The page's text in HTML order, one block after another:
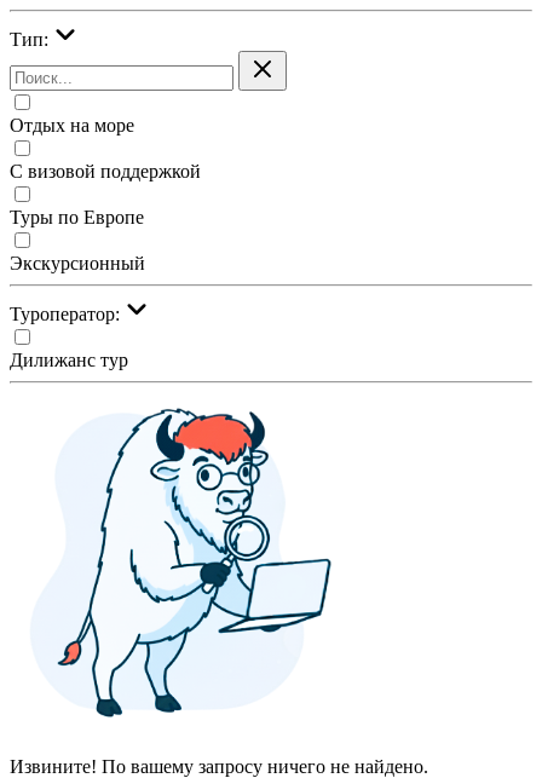
Тип:
Отдых на море
С визовой поддержкой
Туры по Европе
Экскурсионный
Туроператор:
Дилижанс тур
Извините! По вашему запросу ничего не найдено.